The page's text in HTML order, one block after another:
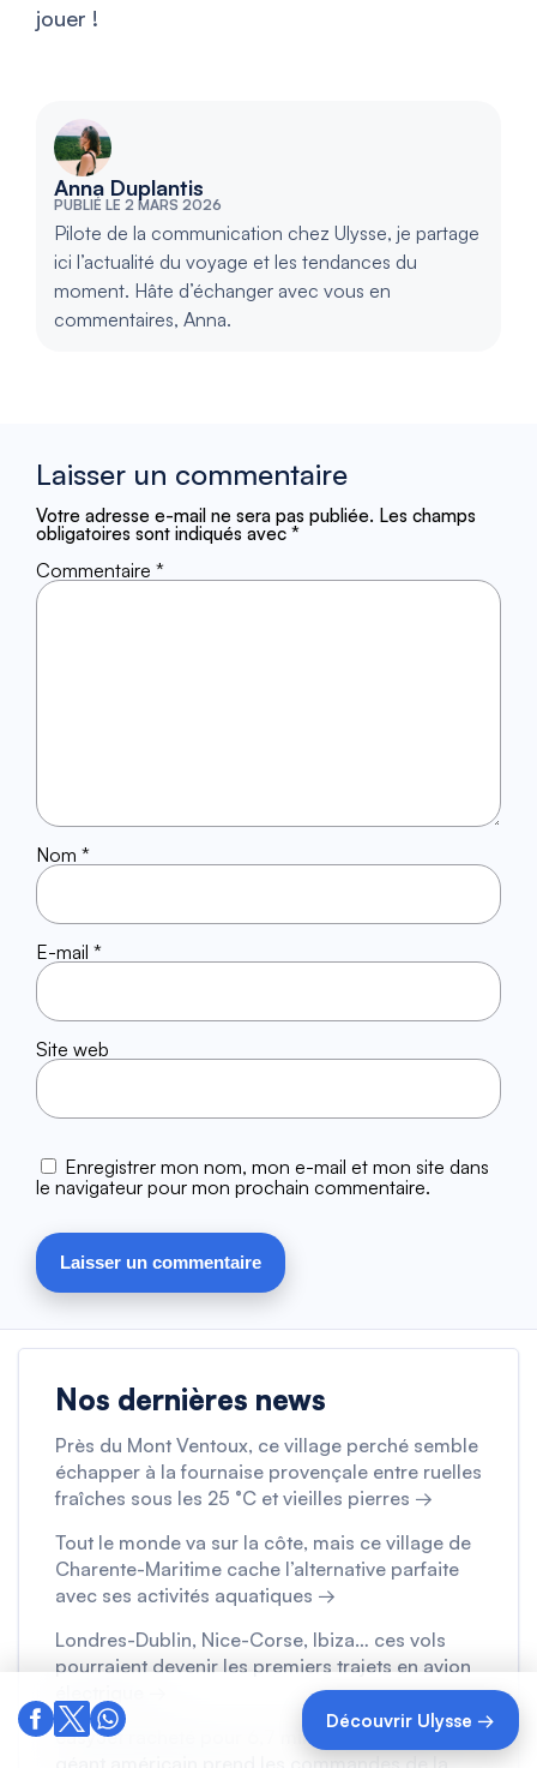
Découvrir Ulysse →
jouer !
Anna Duplantis
PUBLIÉ LE 2 MARS 2026
Pilote de la communication chez Ulysse, je partage
ici l’actualité du voyage et les tendances du
moment. Hâte d’échanger avec vous en
commentaires, Anna.
Laisser un commentaire
Votre adresse e-mail ne sera pas publiée. Les champs
obligatoires sont indiqués avec *
Commentaire *
Nom *
E-mail *
Site web
Enregistrer mon nom, mon e-mail et mon site dans
le navigateur pour mon prochain commentaire.
Nos dernières news
Près du Mont Ventoux, ce village perché semble
échapper à la fournaise provençale entre ruelles
fraîches sous les 25 °C et vieilles pierres →
Tout le monde va sur la côte, mais ce village de
Charente-Maritime cache l’alternative parfaite
avec ses activités aquatiques →
Londres-Dublin, Nice-Corse, Ibiza… ces vols
pourraient devenir les premiers trajets en avion
easyJet racheté pour 6,7 milliards d’euros, un